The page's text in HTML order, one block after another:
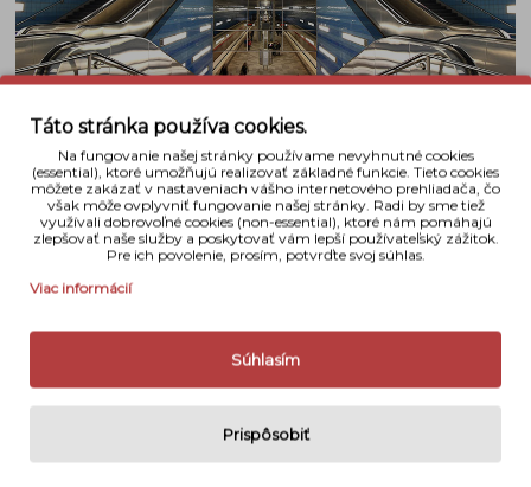
Kompaktný dizajn robí z tohto širokouhlého
objektívu dokonalého spoločníka digitálnych
jednookých zrkadloviek formátu DX s vysokým
rozlíšením.Či už snímate fotografie alebo
videosekvencie, stabilizácia obrazu (VR) od
rozmazania a ostrejšie zábery pri slabom osvetlení.
Detaily
Bajonet
Nikon F
Táto stránka používa cookies.
Na fungovanie našej stránky používame nevyhnutné cookies
(essential), ktoré umožňujú realizovať základné funkcie. Tieto cookies
môžete zakázať v nastaveniach vášho internetového prehliadača, čo
však môže ovplyvniť fungovanie našej stránky. Radi by sme tiež
využívali dobrovoľné cookies (non-essential), ktoré nám pomáhajú
zlepšovať naše služby a poskytovať vám lepší používateľský zážitok.
Pre ich povolenie, prosím, potvrďte svoj súhlas.
Viac informácií
Súhlasím
Prispôsobiť